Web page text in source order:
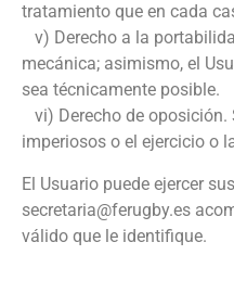
tratamiento que en cada
v) Derecho a la
mecánica; asimismo, el
sea técnicamente posible.
vi) Derecho de oposición.
imperiosos o el ejercicio o
El Usuario puede ejercer
secretaria@ferugby.es
válido que le identifique.